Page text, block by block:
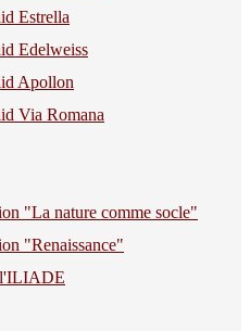
Estrella
Edelweiss
Apollon
Via Romana
"La nature comme socle"
"Renaissance"
l'ILIADE